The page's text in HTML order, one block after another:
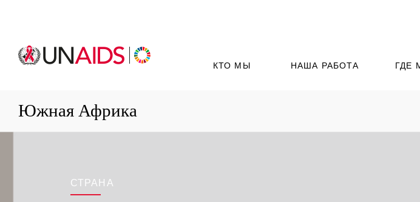
КТО МЫ НАША РАБОТА ГДЕ
Южная Африка
СТРАНА